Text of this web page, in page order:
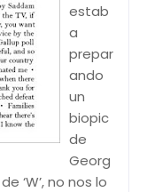
estab
a
prepar
ando
un
biopic
de
Georg
‘W’, no nos lo